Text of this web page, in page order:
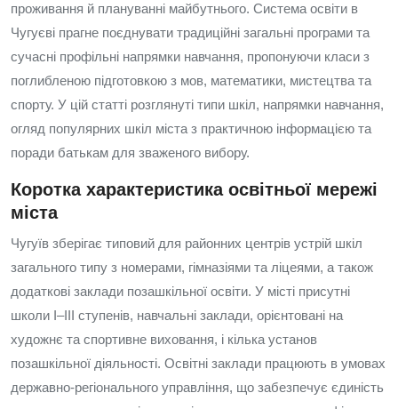
проживання й плануванні майбутнього. Система освіти в
Чугуєві прагне поєднувати традиційні загальні програми та
сучасні профільні напрямки навчання, пропонуючи класи з
поглибленою підготовкою з мов, математики, мистецтва та
спорту. У цій статті розглянуті типи шкіл, напрямки навчання,
огляд популярних шкіл міста з практичною інформацією та
поради батькам для зваженого вибору.
Коротка характеристика освітньої мережі
міста
Чугуїв зберігає типовий для районних центрів устрій шкіл
загального типу з номерами, гімназіями та ліцеями, а також
додаткові заклади позашкільної освіти. У місті присутні
школи I–III ступенів, навчальні заклади, орієнтовані на
художнє та спортивне виховання, і кілька установ
позашкільної діяльності. Освітні заклади працюють в умовах
державно‑регіонального управління, що забезпечує єдиність